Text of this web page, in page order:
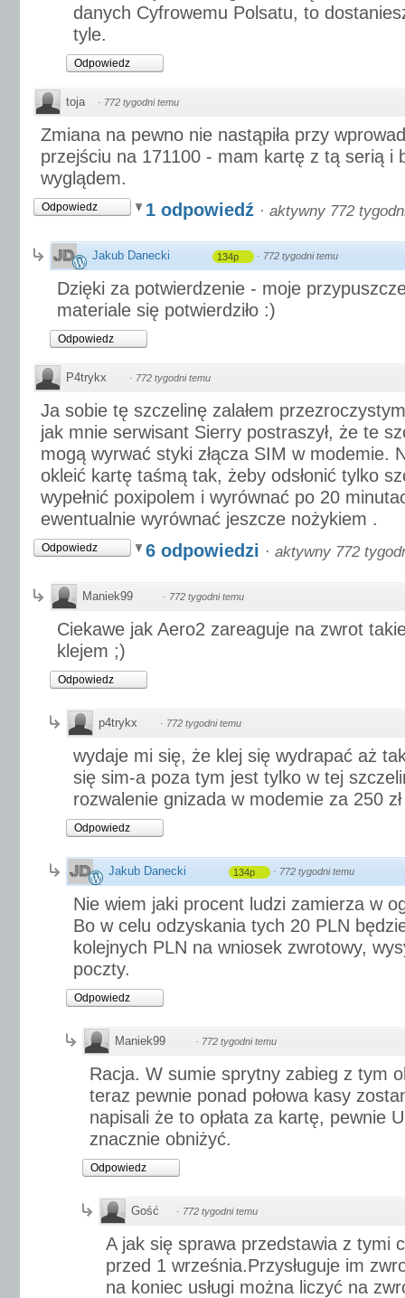
danych Cyfrowemu Polsatu, to
tyle.
Odpowiedz
toja · 772 tygodni temu
Zmiana na pewno nie nastąpiła przy
przejściu na 171100 - mam kartę z tą serią i
wyglądem.
Odpowiedz 1 odpowiedź · aktywny 772
Jakub Danecki 134p · 772 tygodni temu
Dzięki za potwierdzenie - moje
materiale się potwierdziło :)
Odpowiedz
P4trykx · 772 tygodni temu
Ja sobie tę szczelinę zalałem
jak mnie serwisant Sierry postraszył, że te
mogą wyrwać styki złącza SIM w modemie.
okleić kartę taśmą tak, żeby odsłonić tylko
wypełnić poxipolem i wyrównać po 20
ewentualnie wyrównać jeszcze nożykiem .
Odpowiedz 6 odpowiedzi · aktywny 772
Maniek99 · 772 tygodni temu
Ciekawe jak Aero2 zareaguje na zwrot
klejem ;)
Odpowiedz
p4trykx · 772 tygodni temu
wydaje mi się, że klej się wydrapać aż
się sim-a poza tym jest tylko w tej
rozwalenie gnizada w modemie za 250 zł
Odpowiedz
Jakub Danecki 134p · 772 tygodni temu
Nie wiem jaki procent ludzi zamierza w
Bo w celu odzyskania tych 20 PLN
kolejnych PLN na wniosek zwrotowy,
poczty.
Odpowiedz
Maniek99 · 772 tygodni temu
Racja. W sumie sprytny zabieg z tym
teraz pewnie ponad połowa kasy
napisali że to opłata za kartę, pewnie
znacznie obniżyć.
Odpowiedz
Gość · 772 tygodni temu
A jak się sprawa przedstawia z tymi
przed 1 września.Przysługuje im
na koniec usługi można liczyć na